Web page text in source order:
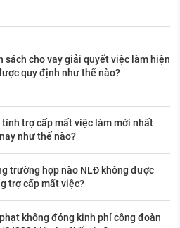
sách cho vay giải quyết việc làm hiện
quy định như thế nào?
tính trợ cấp mất việc làm mới nhất
như thế nào?
trường hợp nào NLĐ không được
trợ cấp mất việc?
không đóng kinh phí công đoàn